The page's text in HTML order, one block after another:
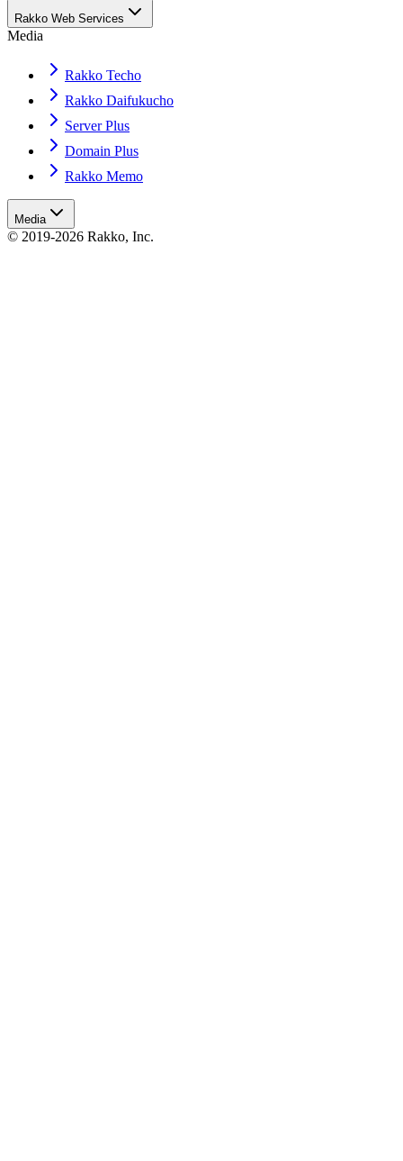
Rakko Web Services
Media
Rakko Techo
Rakko Daifukucho
Server Plus
Domain Plus
Rakko Memo
Media
© 2019-2026 Rakko, Inc.